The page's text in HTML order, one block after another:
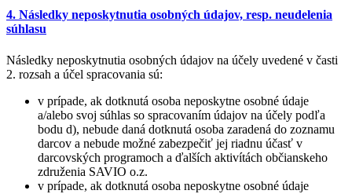
4. Následky neposkytnutia osobných údajov, resp. neudelenia
súhlasu
Následky neposkytnutia osobných údajov na účely uvedené v časti
2. rozsah a účel spracovania sú:
v prípade, ak dotknutá osoba neposkytne osobné údaje
a/alebo svoj súhlas so spracovaním údajov na účely podľa
bodu d), nebude daná dotknutá osoba zaradená do zoznamu
darcov a nebude možné zabezpečiť jej riadnu účasť v
darcovských programoch a ďalších aktivítách občianskeho
združenia SAVIO o.z.
v prípade, ak dotknutá osoba neposkytne osobné údaje